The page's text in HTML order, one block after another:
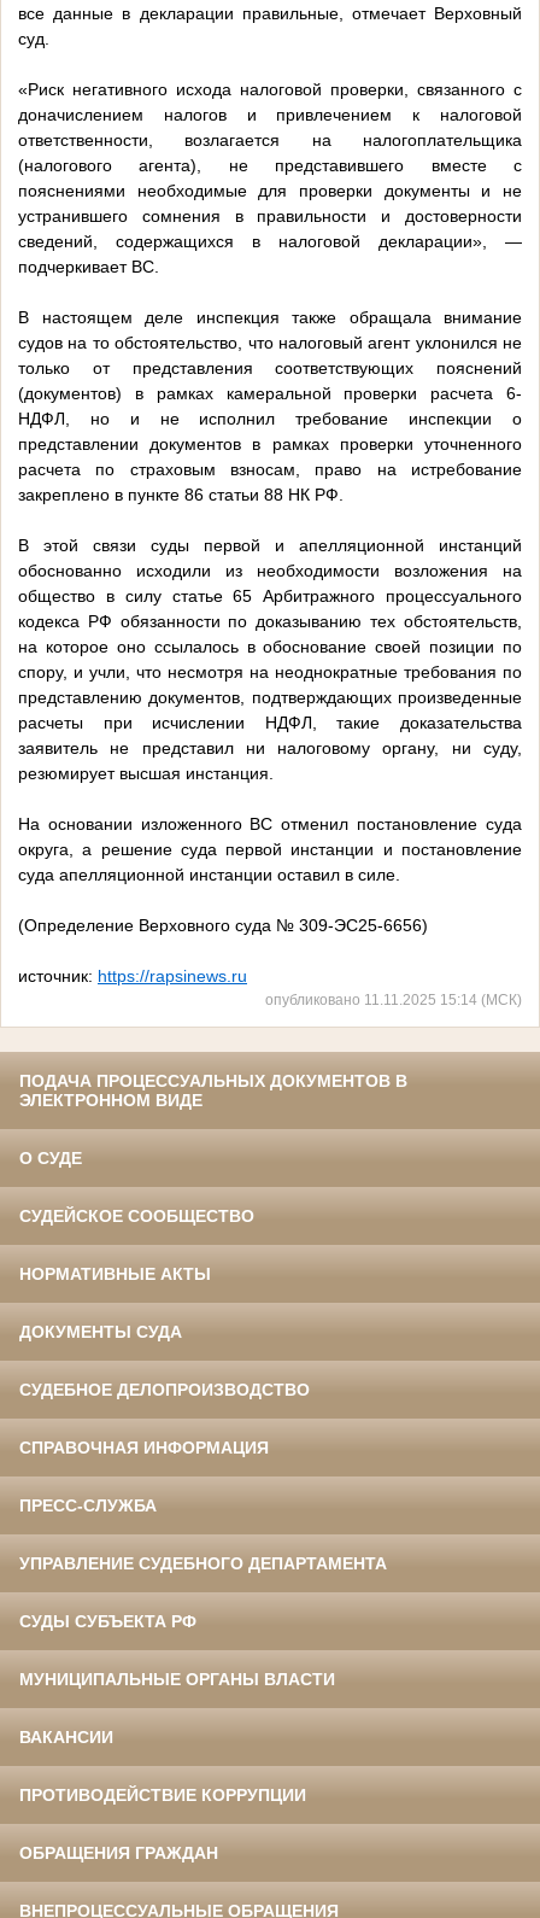
все данные в декларации правильные, отмечает Верховный
суд.
«Риск негативного исхода налоговой проверки, связанного с
доначислением налогов и привлечением к налоговой
ответственности, возлагается на налогоплательщика
(налогового агента), не представившего вместе с
пояснениями необходимые для проверки документы и не
устранившего сомнения в правильности и достоверности
сведений, содержащихся в налоговой декларации», —
подчеркивает ВС.
В настоящем деле инспекция также обращала внимание
судов на то обстоятельство, что налоговый агент уклонился не
только от представления соответствующих пояснений
(документов) в рамках камеральной проверки расчета 6-
НДФЛ, но и не исполнил требование инспекции о
представлении документов в рамках проверки уточненного
расчета по страховым взносам, право на истребование
закреплено в пункте 86 статьи 88 НК РФ.
В этой связи суды первой и апелляционной инстанций
обоснованно исходили из необходимости возложения на
общество в силу статье 65 Арбитражного процессуального
кодекса РФ обязанности по доказыванию тех обстоятельств,
на которое оно ссылалось в обоснование своей позиции по
спору, и учли, что несмотря на неоднократные требования по
представлению документов, подтверждающих произведенные
расчеты при исчислении НДФЛ, такие доказательства
заявитель не представил ни налоговому органу, ни суду,
резюмирует высшая инстанция.
На основании изложенного ВС отменил постановление суда
округа, а решение суда первой инстанции и постановление
суда апелляционной инстанции оставил в силе.
(Определение Верховного суда № 309-ЭС25-6656)
источник: https://rapsinews.ru
опубликовано 11.11.2025 15:14 (МСК)
ПОДАЧА ПРОЦЕССУАЛЬНЫХ ДОКУМЕНТОВ В
ЭЛЕКТРОННОМ ВИДЕ
О СУДЕ
СУДЕЙСКОЕ СООБЩЕСТВО
НОРМАТИВНЫЕ АКТЫ
ДОКУМЕНТЫ СУДА
СУДЕБНОЕ ДЕЛОПРОИЗВОДСТВО
СПРАВОЧНАЯ ИНФОРМАЦИЯ
ПРЕСС-СЛУЖБА
УПРАВЛЕНИЕ СУДЕБНОГО ДЕПАРТАМЕНТА
СУДЫ СУБЪЕКТА РФ
МУНИЦИПАЛЬНЫЕ ОРГАНЫ ВЛАСТИ
ВАКАНСИИ
ПРОТИВОДЕЙСТВИЕ КОРРУПЦИИ
ОБРАЩЕНИЯ ГРАЖДАН
ВНЕПРОЦЕССУАЛЬНЫЕ ОБРАЩЕНИЯ